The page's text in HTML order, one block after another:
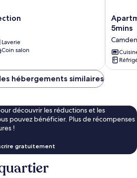
Laverie
Coin salon
-
11
-
5mins
Camden
hébergements similaires
découvrir les réductions et les
pouvez bénéficier. Plus de récompenses
!
gratuitement